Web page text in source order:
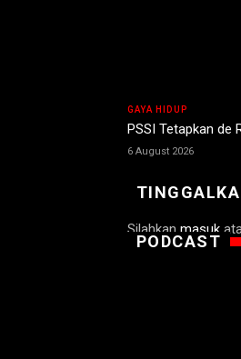
GAYA HIDUP
PSSI Tetapkan de
6 August 2026
Silahkan masuk
PODCAST